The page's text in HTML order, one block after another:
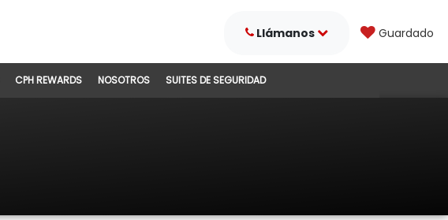
Llámanos Guardado
CPH REWARDS NOSOTROS SUITES DE SEGURIDAD